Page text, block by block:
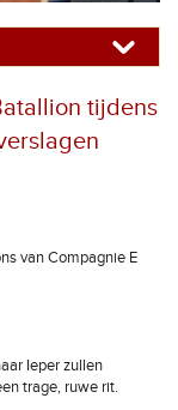
tijdens
van Compagnie E
Ieper zullen
trage, ruwe rit.